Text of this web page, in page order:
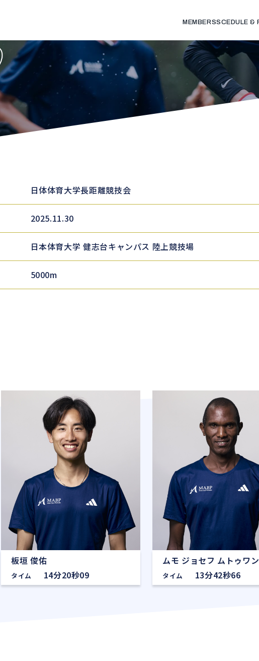
MEMBERSSCEDULE &
日体体育大学長距離競技会
2025.11.30
日本体育大学 健志台キャンパス 陸上競技場
5000m
板垣 俊佑
タイム 14分20秒09
ムモ ジョセフ ムトゥワ
タイム 13分42秒66